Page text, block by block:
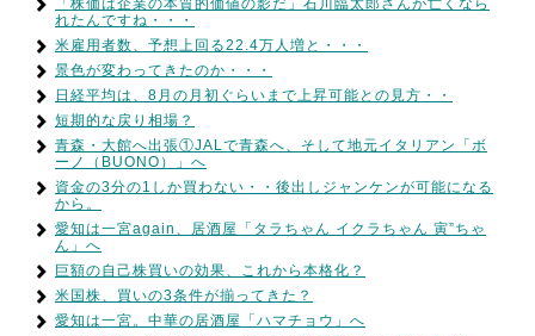
「株価は企業の本質的価値の影だ」石川臨太郎さんが亡くなら
れたんですね・・・
米雇用者数、予想上回る22.4万人増と・・・
景色が変わってきたのか・・・
日経平均は、8月の月初ぐらいまで上昇可能との見方・・
短期的な戻り相場？
青森・大館へ出張①JALで青森へ、そして地元イタリアン「ボ
ーノ（BUONO）」へ
資金の3分の1しか買わない・・後出しジャンケンが可能になる
から。
愛知は一宮again、居酒屋「タラちゃん イクラちゃん 寅”ちゃ
ん」へ
巨額の自己株買いの効果、これから本格化？
米国株、買いの3条件が揃ってきた？
愛知は一宮。中華の居酒屋「ハマチョウ」へ